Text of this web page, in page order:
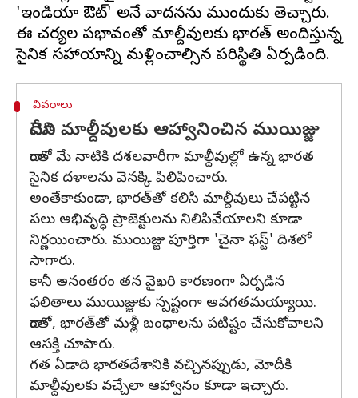
'ఇండియా ఔట్‌' అనే వాదనను ముందుకు తెచ్చారు.
ఈ చర్యల ప్రభావంతో మాల్దీవులకు భారత్ అందిస్తున్న
వివరాలు
మోదీని మాల్దీవులకు ఆహ్వానించిన ముయిజ్జు
దాంతో మే నాటికి దశలవారీగా మాల్దీవుల్లో ఉన్న భారత
సైనిక దళాలను వెనక్కి పిలిపించారు.
అంతేకాకుండా, భారత్‌తో కలిసి మాల్దీవులు చేపట్టిన
పలు అభివృద్ధి ప్రాజెక్టులను నిలిపివేయాలని కూడా
నిర్ణయించారు. ముయిజ్జు పూర్తిగా 'చైనా ఫస్ట్‌' దిశలో
సాగారు.
కానీ అనంతరం తన వైఖరి కారణంగా ఏర్పడిన
ఫలితాలు ముయిజ్జుకు స్పష్టంగా అవగతమయ్యాయి.
దాంతో, భారత్‌తో మళ్లీ బంధాలను పటిష్టం చేసుకోవాలని
ఆసక్తి చూపారు.
గత ఏడాది భారతదేశానికి వచ్చినప్పుడు, మోదీకి
మాల్దీవులకు వచ్చేలా ఆహ్వానం కూడా ఇచ్చారు.